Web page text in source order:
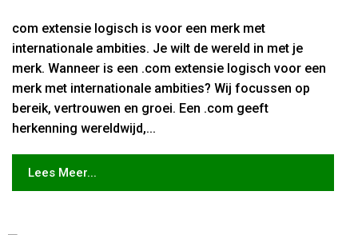
com extensie logisch is voor een merk met
internationale ambities. Je wilt de wereld in met je
merk. Wanneer is een .com extensie logisch voor een
merk met internationale ambities? Wij focussen op
bereik, vertrouwen en groei. Een .com geeft
herkenning wereldwijd,...
Lees Meer...